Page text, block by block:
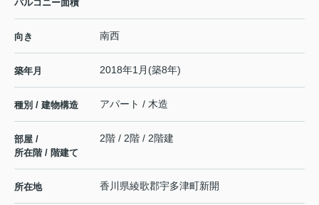
バルコニー面積
向き 南西
築年月 2018年1月(築8年)
種別 / 建物構造 アパート / 木造
部屋 /
所在階 / 階建て
2階 / 2階 / 2階建
所在地 香川県綾歌郡宇多津町新開